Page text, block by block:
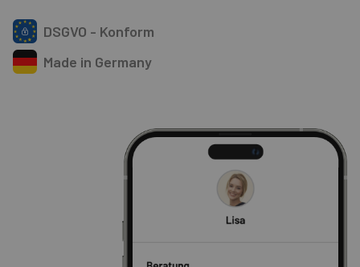
DSGVO - Konform
Made in Germany